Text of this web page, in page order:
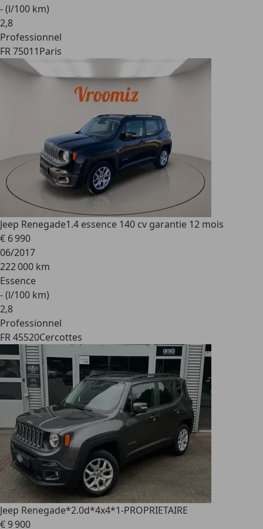
- (l/100 km)
2,8
Professionnel
FR 75011Paris
Jeep Renegade1.4 essence 140 cv garantie 12 mois
€ 6 990
06/2017
222 000 km
Essence
- (l/100 km)
2,8
Professionnel
FR 45520Cercottes
Jeep Renegade*2.0d*4x4*1-PROPRIETAIRE
€ 9 900